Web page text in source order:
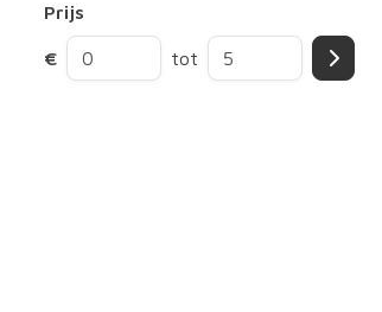
Prijs
€ tot